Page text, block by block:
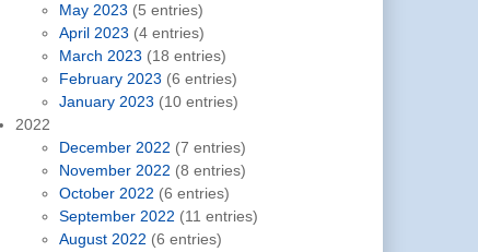
May 2023 (5 entries)
April 2023 (4 entries)
March 2023 (18 entries)
February 2023 (6 entries)
January 2023 (10 entries)
2022
December 2022 (7 entries)
November 2022 (8 entries)
October 2022 (6 entries)
September 2022 (11 entries)
August 2022 (6 entries)